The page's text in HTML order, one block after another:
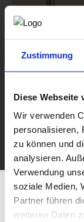
Zustimmung
Diese Webseite
Wir verwenden
personalisieren,
zu können und
analysieren.
Verwendung
soziale Medien,
Partner führen
weiteren Daten